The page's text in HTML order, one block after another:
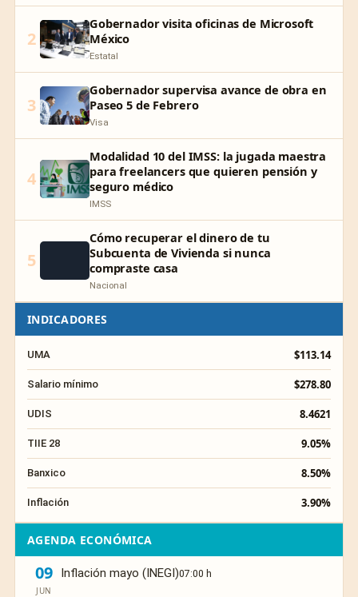
2
Gobernador visita oficinas de Microsoft
México
Estatal
3
Gobernador supervisa avance de obra en
Paseo 5 de Febrero
Visa
4
Modalidad 10 del IMSS: la jugada maestra
para freelancers que quieren pensión y
seguro médico
IMSS
5
Cómo recuperar el dinero de tu
Subcuenta de Vivienda si nunca
compraste casa
Nacional
INDICADORES
UMA $113.14
Salario mínimo $278.80
UDIS 8.4621
TIIE 28 9.05%
Banxico 8.50%
Inflación 3.90%
AGENDA ECONÓMICA
09
JUN
Inflación mayo (INEGI)07:00 h